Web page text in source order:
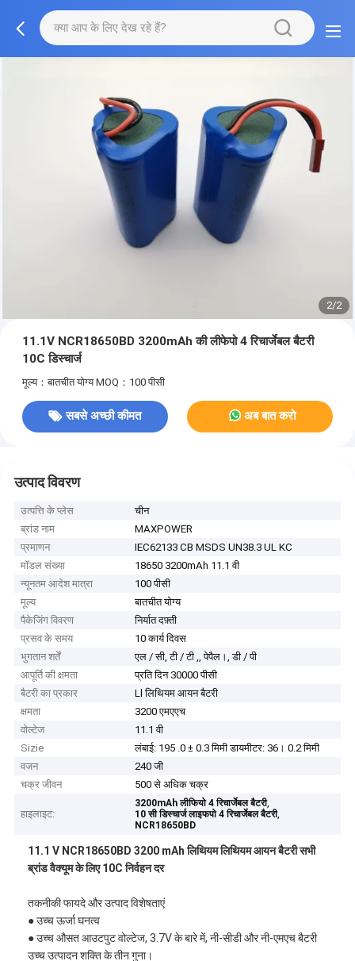
2/2
11.1V NCR18650BD 3200mAh की लीफेपो 4 रिचार्जेबल बैटरी
10C डिस्चार्ज
मूल्य：बातचीत योग्य MOQ：100 पीसी
सबसे अच्छी कीमत अब बात करो
उत्पाद विवरण
उत्पत्ति के प्लेस
चीन
ब्रांड नाम
MAXPOWER
प्रमाणन
IEC62133 CB MSDS UN38.3 UL KC
मॉडल संख्या
18650 3200mAh 11.1 वी
न्यूनतम आदेश मात्रा
100 पीसी
मूल्य
बातचीत योग्य
पैकेजिंग विवरण
निर्यात दफ़्ती
प्रसव के समय
10 कार्य दिवस
भुगतान शर्तें
एल / सी, टी / टी ,, पेपैल।, डी / पी
आपूर्ति की क्षमता
प्रति दिन 30000 पीसी
बैटरी का प्रकार
Ll लिथियम आयन बैटरी
क्षमता
3200 एमएएच
वोल्टेज
11.1 वी
Sizie
लंबाई: 195 .0 ± 0.3 मिमी डायमीटर: 36। 0.2 मिमी
वजन
240 जी
चक्र जीवन
500 से अधिक चक्र
हाइलाइट:
3200mAh लीफियो 4 रिचार्जेबल बैटरी,
10 सी डिस्चार्ज लाइफपो 4 रिचार्जेबल बैटरी,
NCR18650BD
11.1 V NCR18650BD 3200 mAh लिथियम लिथियम आयन बैटरी सभी
ब्रांड वैक्यूम के लिए 10C निर्वहन दर
तकनीकी फायदे और उत्पाद विशेषताएं
● उच्च ऊर्जा घनत्व
● उच्च औसत आउटपुट वोल्टेज, 3.7V के बारे में, नी-सीडी और नी-एमएच बैटरी
उच्च उत्पादन शक्ति के तीन गुना।